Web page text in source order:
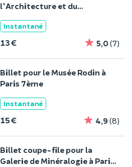
l'Architecture et du
Instantané
13 € 5,0(7)
Billet pour le Musée Rodin à
Paris 7ème
Instantané
15 € 4,9(8)
Billet coupe-file pour la
Galerie de Minéralogie à Paris